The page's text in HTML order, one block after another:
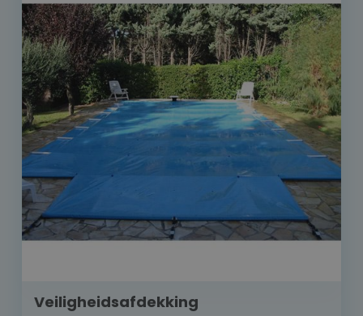
Veiligheidsafdekking